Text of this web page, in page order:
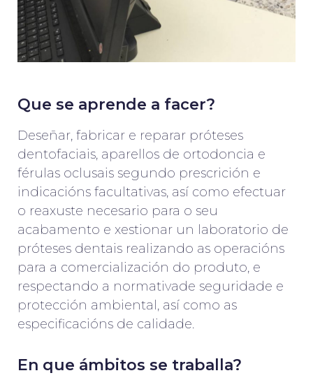
Que se aprende a facer?
Deseñar, fabricar e reparar próteses
dentofaciais, aparellos de ortodoncia e
férulas oclusais segundo prescrición e
indicacións facultativas, así como efectuar
o reaxuste necesario para o seu
acabamento e xestionar un laboratorio de
próteses dentais realizando as operacións
para a comercialización do produto, e
respectando a normativade seguridade e
protección ambiental, así como as
especificacións de calidade.
En que ámbitos se traballa?